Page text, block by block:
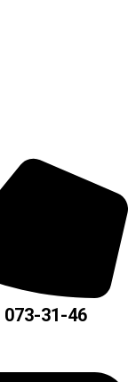
073-31-46